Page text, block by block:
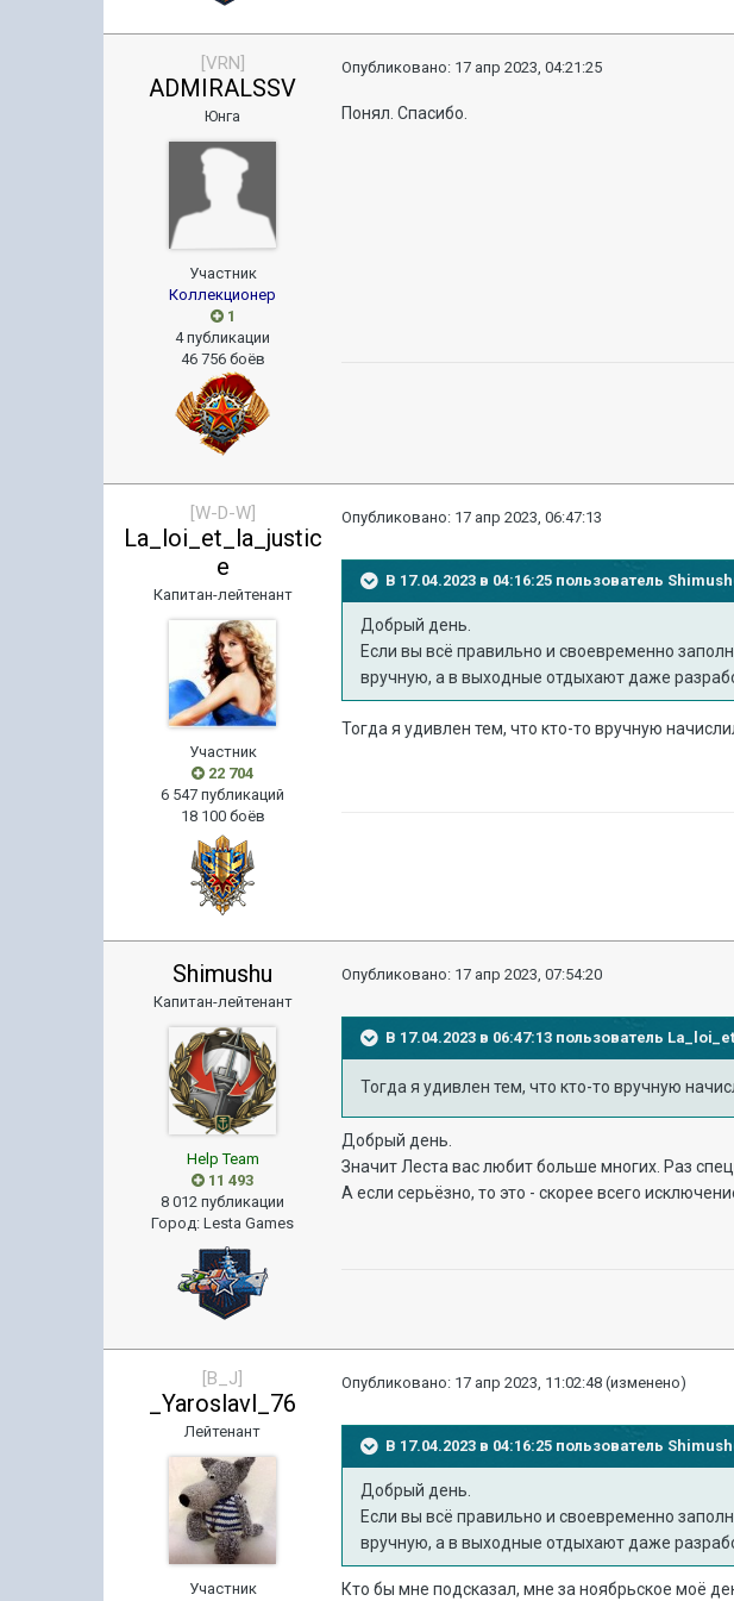
[VRN]
ADMIRALSSV
Юнга
Участник
Коллекционер
1
4 публикации
46 756 боёв
Опубликовано: 17 апр 2023, 04:21:25
Понял. Спасибо.
[W-D-W]
La_loi_et_la_justic
e
Капитан-лейтенант
Участник
22 704
6 547 публикаций
18 100 боёв
Опубликовано: 17 апр 2023, 06:47:13
В 17.04.2023 в 04:16:25 пользователь
Добрый день.
Если вы всё правильно и своевременно
вручную, а в выходные отдыхают даже
Тогда я удивлен тем, что кто-то вручную
Shimushu
Капитан-лейтенант
Help Team
11 493
8 012 публикации
Город:Lesta Games
Опубликовано: 17 апр 2023, 07:54:20
В 17.04.2023 в 06:47:13 пользователь
Тогда я удивлен тем, что кто-то вручную
Добрый день.
Значит Леста вас любит больше многих. Раз
А если серьёзно, то это - скорее всего
[B_J]
_Yaroslavl_76
Лейтенант
Участник
Опубликовано: 17 апр 2023, 11:02:48 (изменено)
В 17.04.2023 в 04:16:25 пользователь
Добрый день.
Если вы всё правильно и своевременно
вручную, а в выходные отдыхают даже
Кто бы мне подсказал, мне за ноябрьское моё